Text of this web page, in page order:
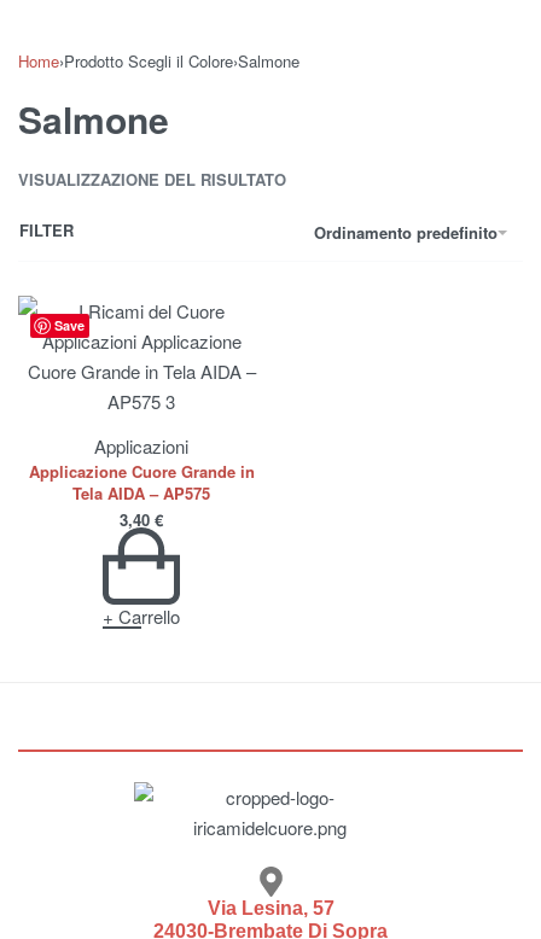
Home›Prodotto Scegli il Colore›Salmone
Salmone
VISUALIZZAZIONE DEL RISULTATO
Ordinamento predefinito
FILTER
Save
Applicazioni
Applicazione Cuore Grande in
Tela AIDA – AP575
3,40 €
+ Carrello
Via Lesina, 57
24030-Brembate Di Sopra